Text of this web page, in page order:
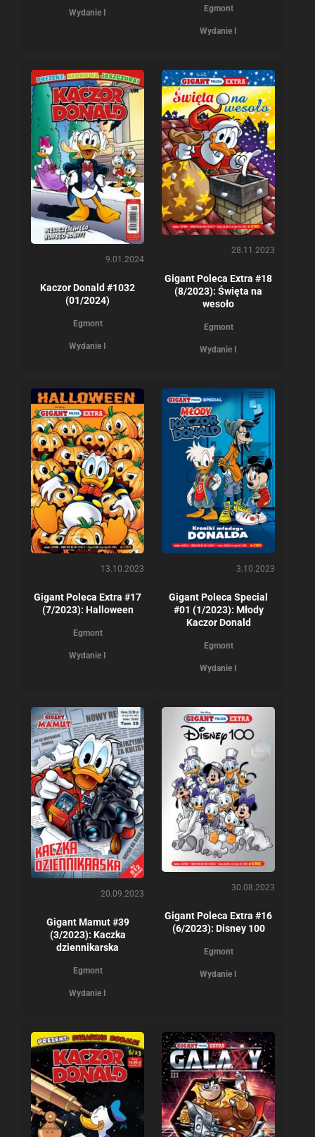
Wydanie I Egmont
Wydanie I
9.01.2024
Kaczor Donald #1032
(01/2024)
Egmont
Wydanie I
28.11.2023
Gigant Poleca Extra #18
(8/2023): Święta na
wesoło
Egmont
Wydanie I
13.10.2023
Gigant Poleca Extra #17
(7/2023): Halloween
Egmont
Wydanie I
3.10.2023
Gigant Poleca Special
#01 (1/2023): Młody
Kaczor Donald
Egmont
Wydanie I
20.09.2023
Gigant Mamut #39
(3/2023): Kaczka
dziennikarska
Egmont
Wydanie I
30.08.2023
Gigant Poleca Extra #16
(6/2023): Disney 100
Egmont
Wydanie I